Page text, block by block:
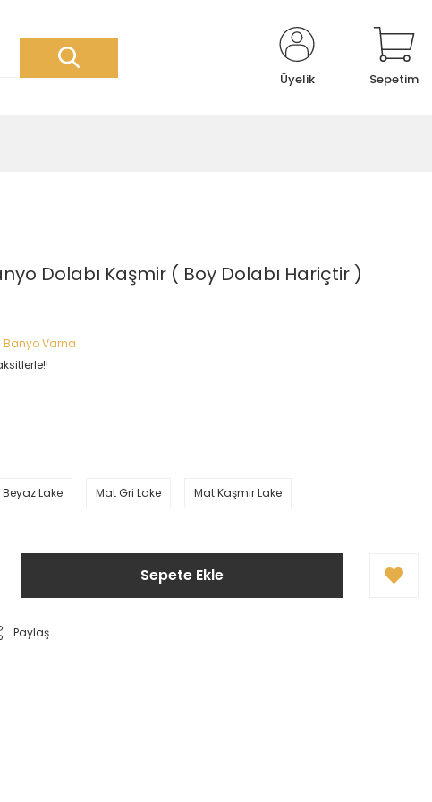
Üyelik Sepetim
Dolabı Kaşmir ( Boy Dolabı Hariçtir )
Banyo Varna
Lake Mat Gri Lake Mat Kaşmir Lake
Sepete Ekle
Paylaş